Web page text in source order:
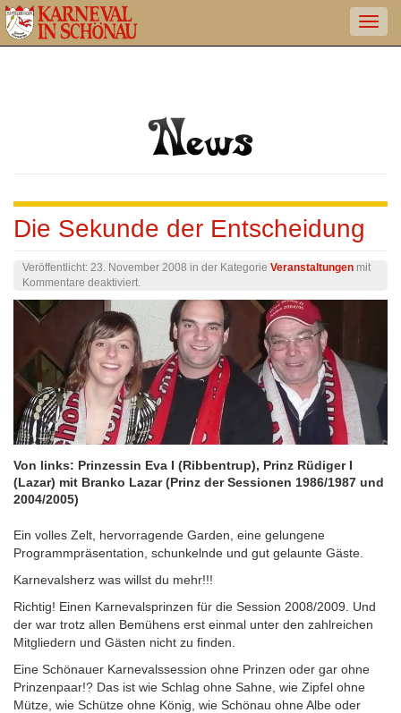
Die Sekunde der Entscheidung
Veröffentlicht: 23. November 2008 in der Kategorie Veranstaltungen mit
Kommentare deaktiviertfür
Die
Sekunde
der
Entscheidung
.
Von links: Prinzessin Eva I (Ribbentrup), Prinz Rüdiger I
(Lazar) mit Branko Lazar (Prinz der Sessionen 1986/1987 und
2004/2005)
Ein volles Zelt, hervorragende Garden, eine gelungene
Programmpräsentation, schunkelnde und gut gelaunte Gäste.
Karnevalsherz was willst du mehr!!!
Richtig! Einen Karnevalsprinzen für die Session 2008/2009. Und
der war trotz allen Bemühens erst einmal unter den zahlreichen
Mitgliedern und Gästen nicht zu finden.
Eine Schönauer Karnevalssession ohne Prinzen oder gar ohne
Prinzenpaar!? Das ist wie Schlag ohne Sahne, wie Zipfel ohne
Mütze, wie Schütze ohne König, wie Schönau ohne Albe oder